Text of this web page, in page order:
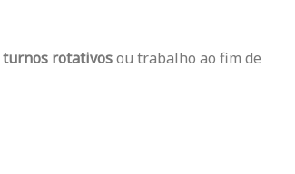
turnos rotativosou trabalho ao fim de